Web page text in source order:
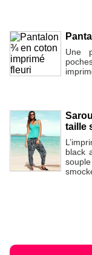
Une
taille
black